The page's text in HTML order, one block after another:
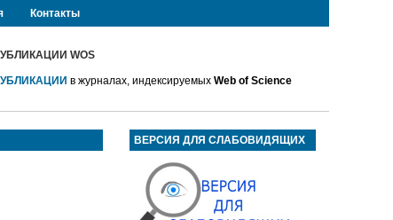
Контакты
WOS
в журналах, индексируемыхWeb of Science
ВЕРСИЯ ДЛЯ СЛАБОВИДЯЩИХ